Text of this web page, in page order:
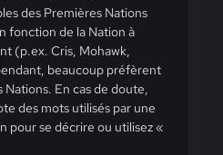
des Premières Nations
fonction de la Nation à
(p.ex. Cris, Mohawk,
beaucoup préfèrent
En cas de doute,
des mots utilisés par une
pour se décrire ou utilisez «